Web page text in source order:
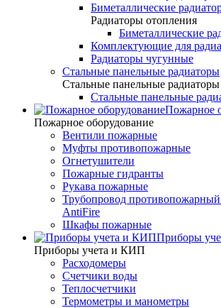
Биметаллические
Радиаторы отопления
Биметаллические
Комплектующие для
Радиаторы чугунные
Стальные панельные радиаторы
Стальные панельные радиаторы
Стальные панельные
Пожарное
Пожарное оборудование
Вентили пожарные
Муфты противопожарные
Огнетушители
Пожарные гидранты
Рукава пожарные
Трубопровод
AntiFire
Шкафы пожарные
Приборы
Приборы учета и КИП
Расходомеры
Счетчики воды
Теплосчетчики
Термометры и манометры